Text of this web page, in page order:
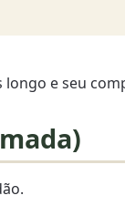
longo e seu